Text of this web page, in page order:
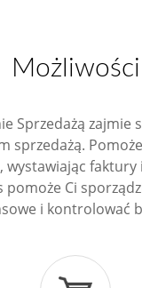
Możliwości
Sprzedażą zajmie
sprzedażą.
wystawiając
pomoże Ci
i kontrolować